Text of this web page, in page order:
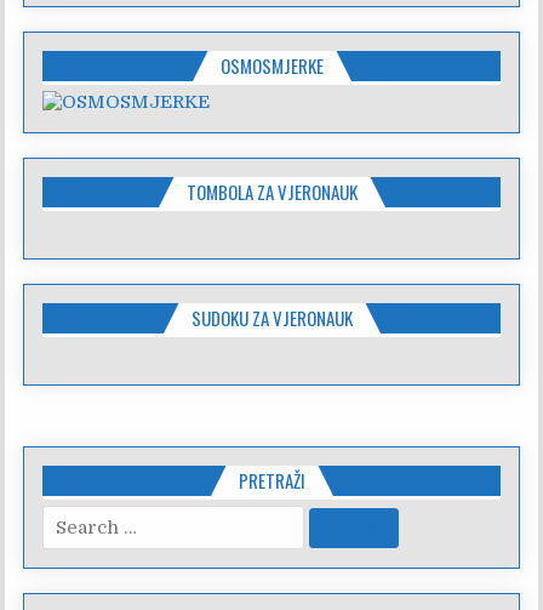
OSMOSMJERKE
TOMBOLA ZA VJERONAUK
SUDOKU ZA VJERONAUK
PRETRAŽI
Search
for: